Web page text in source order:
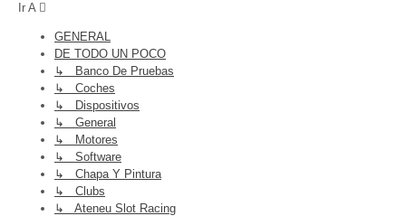
Ir A
GENERAL
DE TODO UN POCO
↳ Banco De Pruebas
↳ Coches
↳ Dispositivos
↳ General
↳ Motores
↳ Software
↳ Chapa Y Pintura
↳ Clubs
↳ Ateneu Slot Racing